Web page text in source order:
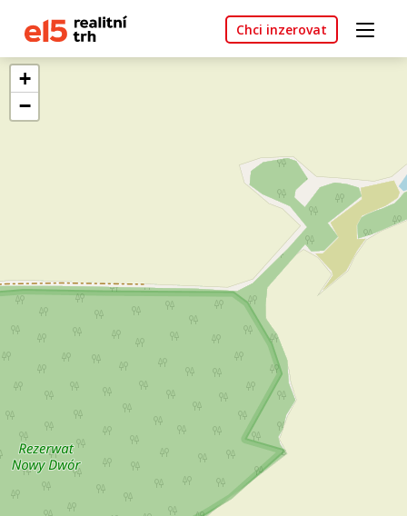
Chci inzerovat
+
−